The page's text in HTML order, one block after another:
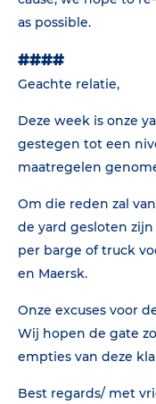
as possible.
####
Geachte relatie,
Deze week is onze
gestegen tot een
maatregelen
Om die reden zal
de yard gesloten
per barge of truck
en Maersk.
Onze excuses voor
Wij hopen de gate
empties van deze
Best regards/ met